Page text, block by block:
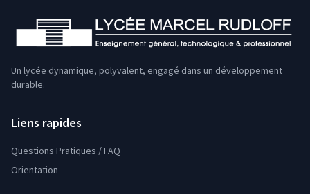
Un lycée dynamique, polyvalent, engagé dans un développement
durable.
Liens rapides
Questions Pratiques / FAQ
Orientation